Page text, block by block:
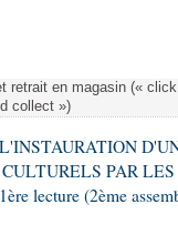
retrait en magasin («
collect »)
PAR LES
lecture (2ème